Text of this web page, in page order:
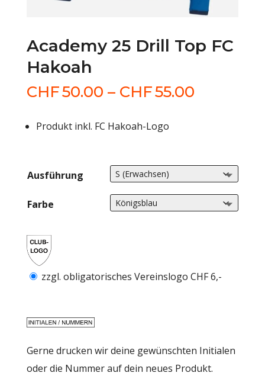
Academy 25 Drill Top FC
Hakoah
CHF50.00 – CHF55.00
Produkt inkl. FC Hakoah-Logo
Ausführung
Farbe
zzgl. obligatorisches Vereinslogo CHF 6,-
Gerne drucken wir deine gewünschten Initialen
oder die Nummer auf dein neues Produkt.